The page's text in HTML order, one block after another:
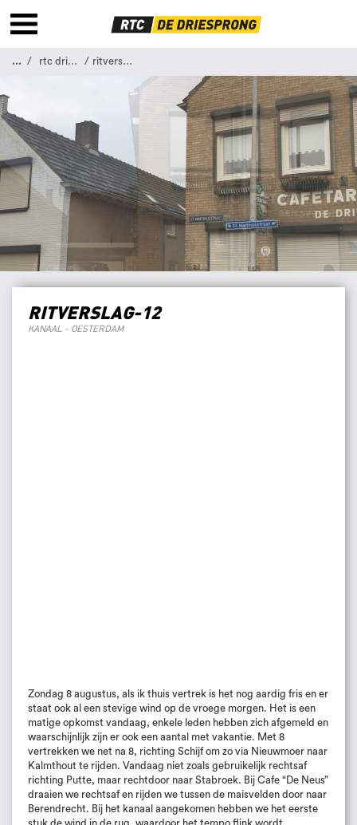
... rtc driesprong ritverslag 12
RITVERSLAG-12
KANAAL - OESTERDAM
Zondag 8 augustus, als ik thuis vertrek is het nog aardig fris en er
staat ook al een stevige wind op de vroege morgen. Het is een
matige opkomst vandaag, enkele leden hebben zich afgemeld en
waarschijnlijk zijn er ook een aantal met vakantie. Met 8
vertrekken we net na 8, richting Schijf om zo via Nieuwmoer naar
Kalmthout te rijden. Vandaag niet zoals gebruikelijk rechtsaf
richting Putte, maar rechtdoor naar Stabroek. Bij Cafe “De Neus”
draaien we rechtsaf en rijden we tussen de maisvelden door naar
Berendrecht. Bij het kanaal aangekomen hebben we het eerste